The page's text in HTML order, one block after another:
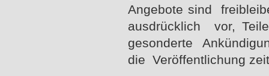
Angebote sind
ausdrücklich vor,
gesonderte
die Veröffentlichung